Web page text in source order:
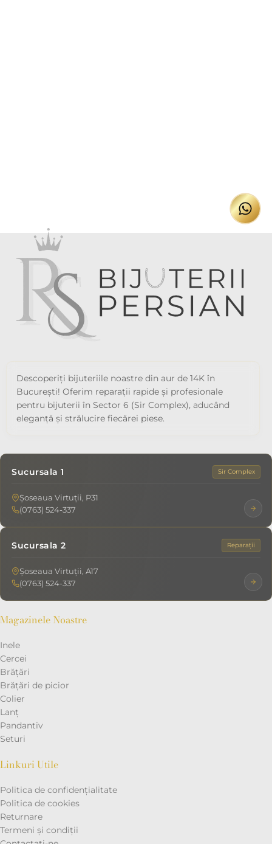
Descoperiți bijuteriile noastre din aur de 14K în
București! Oferim reparații rapide și profesionale
pentru bijuterii în Sector 6 (Sir Complex), aducând
eleganță și strălucire fiecărei piese.
Sucursala 1 Sir Complex
Șoseaua Virtuții, P31
(0763) 524-337
Sucursala 2 Reparații
Șoseaua Virtuții, A17
(0763) 524-337
Magazinele Noastre
Inele
Cercei
Brățări
Brățări de picior
Colier
Lanț
Pandantiv
Seturi
Linkuri Utile
Politica de confidențialitate
Politica de cookies
Returnare
Termeni și condiții